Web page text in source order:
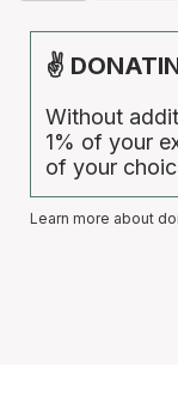
✌
Without
1% of your
of your
Learn more about